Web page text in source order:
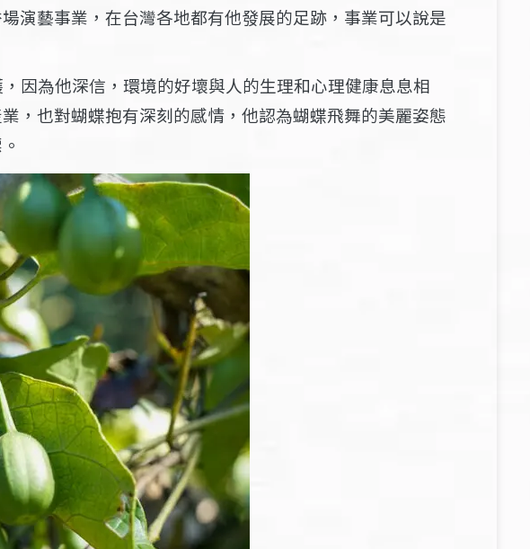
演藝事業，在台灣各地都有他發展的足跡，事業可以說是
因為他深信，環境的好壞與人的生理和心理健康息息相
，也對蝴蝶抱有深刻的感情，他認為蝴蝶飛舞的美麗姿態